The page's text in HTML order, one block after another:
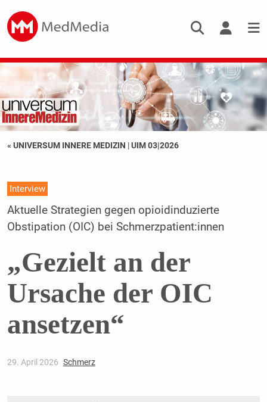
« UNIVERSUM INNERE MEDIZIN |UIM 03|2026
Interview
Aktuelle Strategien gegen opioidinduzierte
Obstipation (OIC) bei Schmerzpatient:innen
„Gezielt an der
Ursache der OIC
ansetzen“
29. April 2026 Schmerz